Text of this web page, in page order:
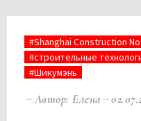
#Shanghai Construction
#строительные
#Шикумэнь
Автор: Елена